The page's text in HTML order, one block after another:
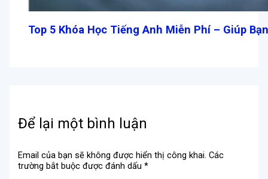
Top 5 Khóa Học Tiếng Anh Miễn Phí – Giúp
Để lại một bình luận
Email của bạn sẽ không được hiển thị công khai. Các
trường bắt buộc được đánh dấu*